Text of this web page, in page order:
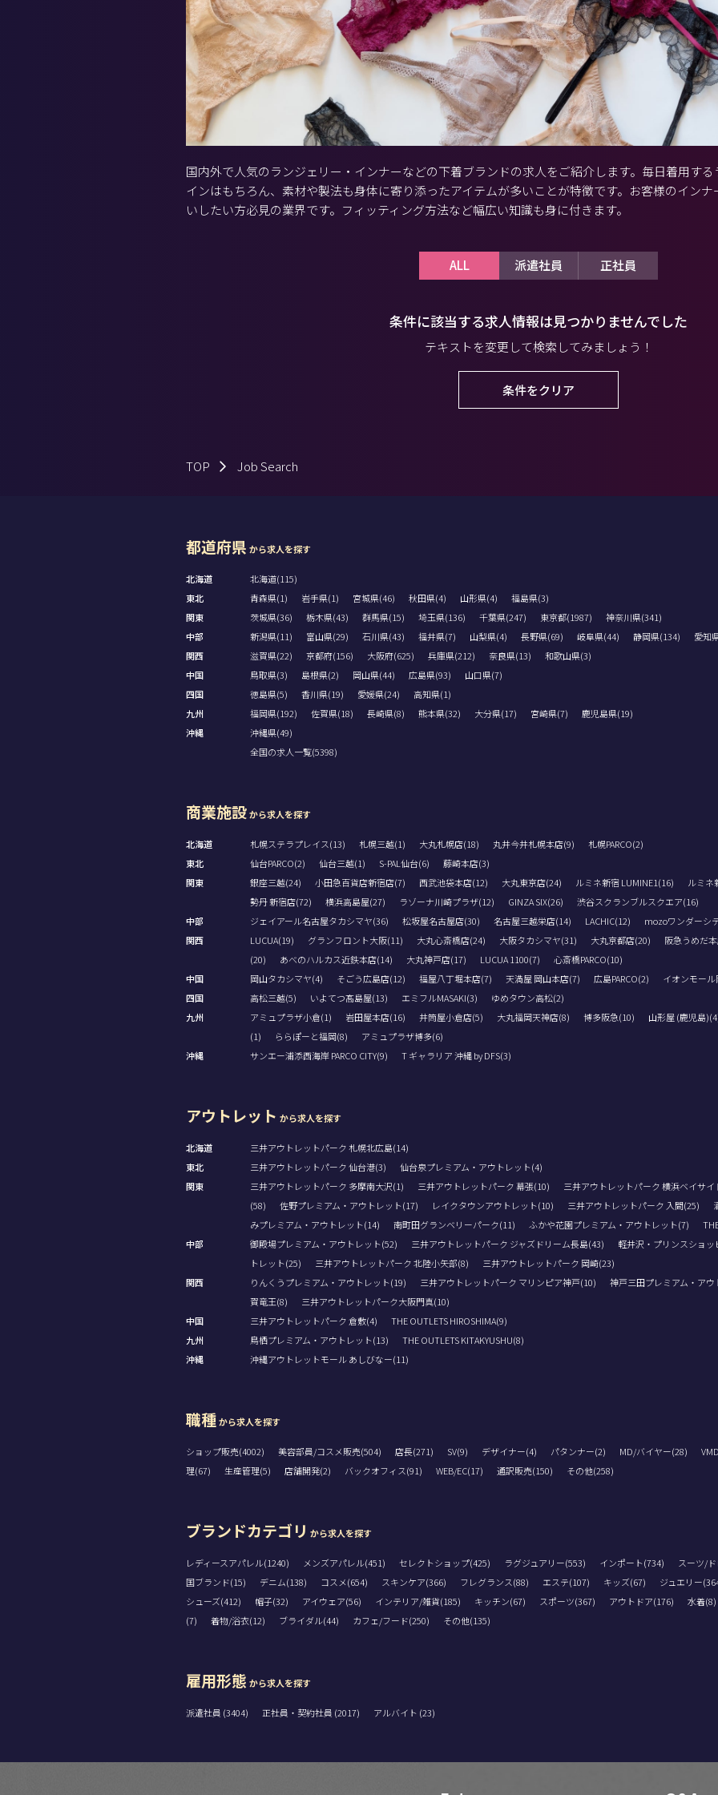
国内外で人気のランジェリー・インナーなどの下着ブランドの求人をご紹介します。毎日着用す
インはもちろん、素材や製法も身体に寄り添ったアイテムが多いことが特徴です。お客様のイン
いしたい方必見の業界です。フィッティング方法など幅広い知識も身に付きます。
ALL 派遣社員 正社員
条件に該当する求人情報は見つかりませんでした
テキストを変更して検索してみましょう！
条件をクリア
TOP Job Search
都道府県 から求人を探す
北海道
北海道(115)
東北
青森県(1) 岩手県(1) 宮城県(46) 秋田県(4) 山形県(4)
福島県(3)
関東
茨城県(36) 栃木県(43) 群馬県(15) 埼玉県(136) 千葉県(247) 東京都(1987)
神奈川県(341)
中部
新潟県(11) 富山県(29) 石川県(43) 福井県(7) 山梨県(4) 長野県(69) 岐阜県(44) 静岡県(134) 愛知
関西
滋賀県(22) 京都府(156) 大阪府(625) 兵庫県(212) 奈良県(13)
和歌山県(3)
中国
鳥取県(3) 島根県(2) 岡山県(44) 広島県(93)
山口県(7)
四国
徳島県(5) 香川県(19) 愛媛県(24)
高知県(1)
九州
福岡県(192) 佐賀県(18) 長崎県(8) 熊本県(32) 大分県(17) 宮崎県(7)
鹿児島県(19)
沖縄
沖縄県(49)
全国の求人一覧(5398)
商業施設から求人を探す
北海道 札幌ステラプレイス(13) 札幌三越(1) 大丸札幌店(18) 丸井今井札幌本店(9)
札幌PARCO(2)
東北
仙台PARCO(2) 仙台三越(1) S-PAL仙台(6)
藤崎本店(3)
関東
銀座三越(24) 小田急百貨店新宿店(7) 西武池袋本店(12) 大丸東京店(24) ルミネ新宿 LUMINE1(16) ルミネ
勢丹 新宿店(72)
横浜高島屋(27) ラゾーナ川崎プラザ(12) GINZA SIX(26)
渋谷スクランブルスクエア(16)
中部
ジェイアール名古屋タカシマヤ(36) 松坂屋名古屋店(30) 名古屋三越栄店(14) LACHIC(12) mozoワンダーシ
関西
LUCUA(19) グランフロント大阪(11) 大丸心斎橋店(24) 大阪タカシマヤ(31) 大丸京都店(20) 阪急うめだ
(20)
あべのハルカス近鉄本店(14) 大丸神戸店(17) LUCUA 1100(7)
心斎橋PARCO(10)
中国
岡山タカシマヤ(4) そごう広島店(12) 福屋八丁堀本店(7) 天満屋 岡山本店(7) 広島PARCO(2) イオンモー
四国
高松三越(5) いよてつ髙島屋(13) エミフルMASAKI(3)
ゆめタウン高松(2)
九州
アミュプラザ小倉(1) 岩田屋本店(16) 井筒屋小倉店(5) 大丸福岡天神店(8) 博多阪急(10) 山形屋 (鹿児島
(1)
ららぽーと福岡(8)
アミュプラザ博多(6)
沖縄
サンエー浦添西海岸 PARCO CITY(9) T ギャラリア 沖縄 by DFS(3)
アウトレット から求人を探す
北海道
三井アウトレットパーク 札幌北広島(14)
東北
三井アウトレットパーク 仙台港(3)
仙台泉プレミアム・アウトレット(4)
関東
三井アウトレットパーク 多摩南大沢(1) 三井アウトレットパーク 幕張(10) 三井アウトレットパーク 横浜ベイサイ
(58)
佐野プレミアム・アウトレット(17) レイクタウンアウトレット(10) 三井アウトレットパーク 入間(25)
みプレミアム・アウトレット(14)
南町田グランベリーパーク(11) ふかや花園プレミアム・アウトレット(7)
中部
御殿場プレミアム・アウトレット(52) 三井アウトレットパーク ジャズドリーム長島(43) 軽井沢・プリンスショ
トレット(25)
三井アウトレットパーク 北陸小矢部(8)
三井アウトレットパーク 岡崎(23)
関西
りんくうプレミアム・アウトレット(19) 三井アウトレットパーク マリンピア神戸(10) 神戸三田プレミアム・アウ
賀竜王(8)
三井アウトレットパーク大阪門真(10)
中国
三井アウトレットパーク 倉敷(4)
THE OUTLETS HIROSHIMA(9)
九州
鳥栖プレミアム・アウトレット(13)
THE OUTLETS KITAKYUSHU(8)
沖縄
沖縄アウトレットモール あしびなー(11)
職種から求人を探す
ショップ販売(4002) 美容部員/コスメ販売(504) 店長(271) SV(9) デザイナー(4) パタンナー(2) MD/バイヤー(28)
理(67)
生産管理(5) 店舗開発(2) バックオフィス(91) WEB/EC(17) 通訳販売(150) その他(258)
ブランドカテゴリ から求人を探す
レディースアパレル(1240) メンズアパレル(451) セレクトショップ(425) ラグジュアリー(553) インポート(734) スーツ/
国ブランド(15)
デニム(138) コスメ(654) スキンケア(366) フレグランス(88) エステ(107) キッズ(67) ジュエリー
シューズ(412)
帽子(32) アイウェア(56) インテリア/雑貨(185) キッチン(67) スポーツ(367) アウトドア(176) 水着(8)
(7)
着物/浴衣(12) ブライダル(44) カフェ/フード(250) その他(135)
雇用形態 から求人を探す
派遣社員 (3404) 正社員・契約社員 (2017) アルバイト (23)